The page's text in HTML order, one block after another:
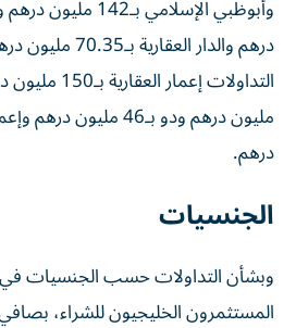
درهم والدار
درهم.
الجنسيات
وبشأن التداولات حسب الجنسيات